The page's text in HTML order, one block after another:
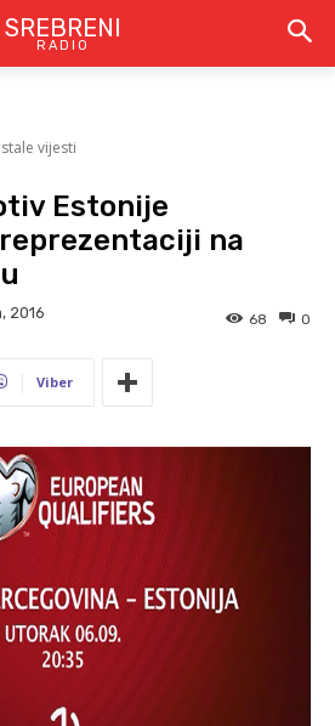
SREBRENI
RADIO
vijesti
Estonije
na
2016 0
68
Viber